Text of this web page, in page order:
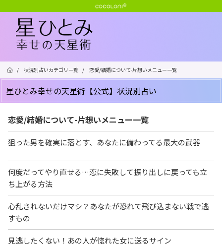
/ 状況別占いカテゴリ一覧 / 恋愛/結婚について-片想いメニュー一覧
星ひとみ幸せの天星術【公式】状況別占い
恋愛/結婚について-片想いメニュー一覧
狙った男を確実に落とす、あなたに備わってる最大の武器
何度だってやり直せる…恋に失敗して振り出しに戻っても立
ち上がる方法
心乱されないだけマシ？あなたが恐れて飛び込まない戦で逃
すもの
見逃したくない！あの人が惚れた女に送るサイン